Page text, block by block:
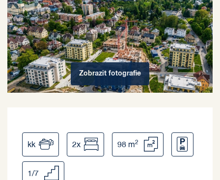
Zobrazit fotografie
kk 2x 98 m2
1/7